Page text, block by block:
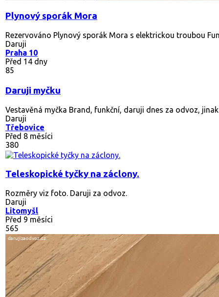
Plynový sporák Mora
Rezervováno Plynový sporák Mora s elektrickou troubou
Daruji
Praha 10
Před 14 dny
85
Daruji myčku
Vestavěná myčka Brand, funkční, daruji dnes za odvoz,
Daruji
Třebovice
Před 8 měsíci
380
Teleskopické tyčky na záclony.
Rozměry viz foto. Daruji za odvoz.
Daruji
Litomyšl
Před 9 měsíci
565